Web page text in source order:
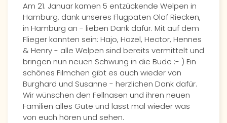
Am 21. Januar kamen 5 entzückende Welpen in
Hamburg, dank unseres Flugpaten Olaf Riecken,
in Hamburg an - lieben Dank dafür. Mit auf dem
Flieger konnten sein: Hajo, Hazel, Hector, Hennes
& Henry - alle Welpen sind bereits vermittelt und
bringen nun neuen Schwung in die Bude :- ) Ein
schönes Filmchen gibt es auch wieder von
Burghard und Susanne - herzlichen Dank dafür.
Wir wünschen den Fellnasen und ihren neuen
Familien alles Gute und lasst mal wieder was
von euch hören und sehen.